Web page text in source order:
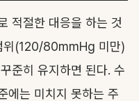
적절한 대응을 하는 것
위(120/80mmHg 미만)
준히 유지하면 된다. 수
에는 미치지 못하는 주